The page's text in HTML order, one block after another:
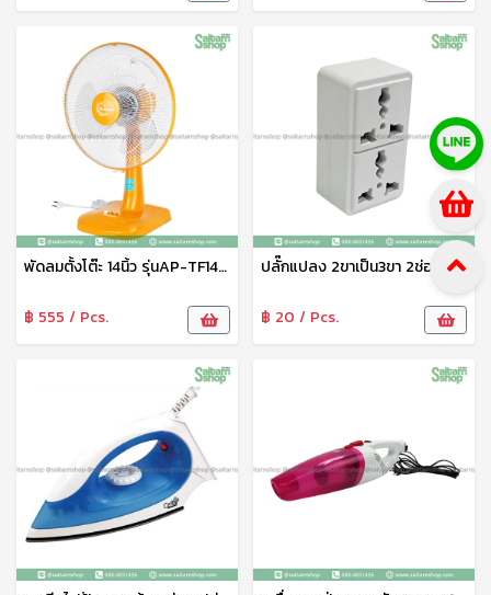
พัดลมตั้งโต๊ะ 14นิ้ว รุ่นAP-TF14C Mitsumaru
฿ 555 / Pcs.
ปลั๊กแปลง 2ขาเป็น3ขา 2ช่องเสียบ รุ่นA02 AMC
฿ 20 / Pcs.